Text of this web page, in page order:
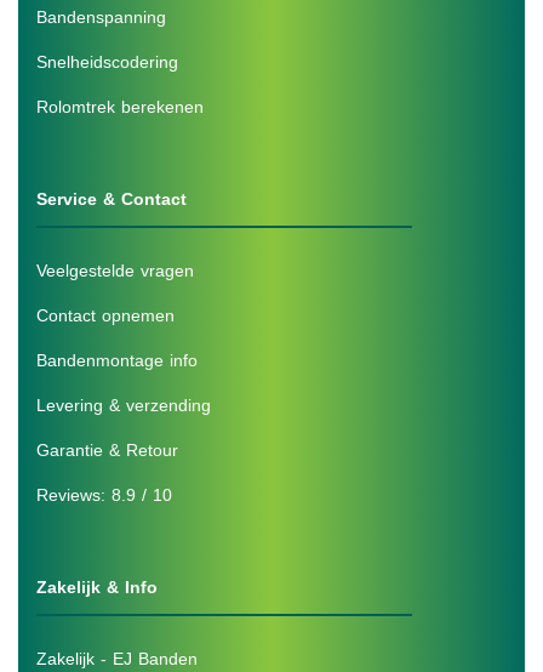
Bandenspanning
Snelheidscodering
Rolomtrek berekenen
Service & Contact
Veelgestelde vragen
Contact opnemen
Bandenmontage info
Levering & verzending
Garantie & Retour
Reviews: 8.9 / 10
Zakelijk & Info
Zakelijk - EJ Banden